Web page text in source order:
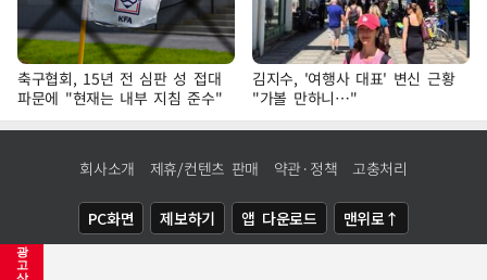
광
고
축구협회, 15년 전 심판 성 접대
파문에 "현재는 내부 지침 준수"
김지수, '여행사 대표' 변신 근황
"가볼 만하니…"
회사소개 제휴/컨텐츠 판매 약관·정책 고충처리
PC화면 제보하기 앱 다운로드 맨위로↑